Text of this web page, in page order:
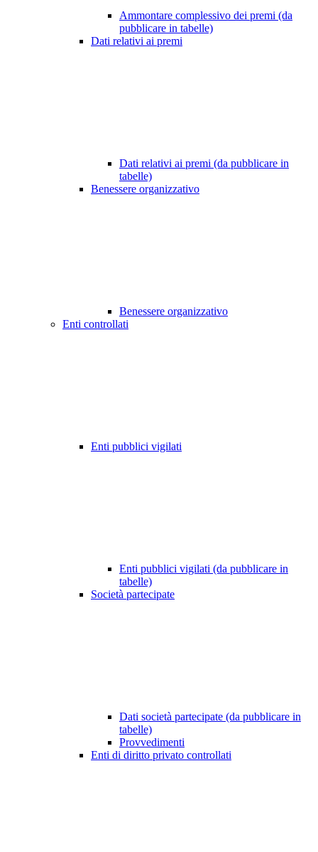
Ammontare complessivo dei premi (da
pubblicare in tabelle)
Dati relativi ai premi
Dati relativi ai premi (da pubblicare in
tabelle)
Benessere organizzativo
Benessere organizzativo
Enti controllati
Enti pubblici vigilati
Enti pubblici vigilati (da pubblicare in
tabelle)
Società partecipate
Dati società partecipate (da pubblicare in
tabelle)
Provvedimenti
Enti di diritto privato controllati